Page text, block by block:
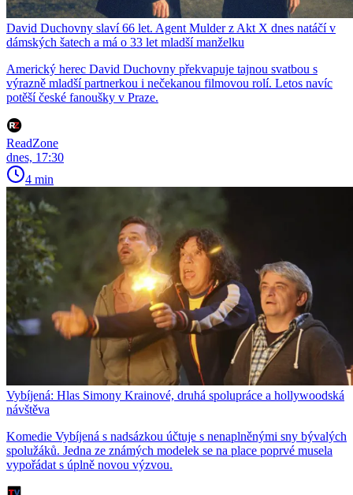
David Duchovny slaví 66 let. Agent Mulder z Akt X dnes natáčí v
dámských šatech a má o 33 let mladší manželku
Americký herec David Duchovny překvapuje tajnou svatbou s
výrazně mladší partnerkou i nečekanou filmovou rolí. Letos navíc
potěší české fanoušky v Praze.
ReadZone
dnes, 17:30
4 min
Vybíjená: Hlas Simony Krainové, druhá spolupráce a hollywoodská
návštěva
Komedie Vybíjená s nadsázkou účtuje s nenaplněnými sny bývalých
spolužáků. Jedna ze známých modelek se na place poprvé musela
vypořádat s úplně novou výzvou.